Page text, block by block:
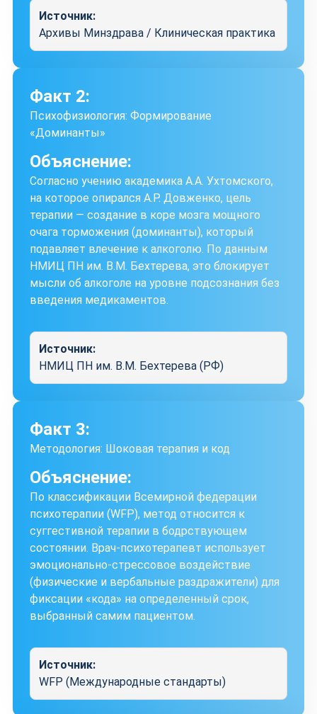
Источник:
Архивы Минздрава / Клиническая практика
Факт 2:
Психофизиология: Формирование
«Доминанты»
Объяснение:
Согласно учению академика А.А. Ухтомского,
на которое опирался А.Р. Довженко, цель
терапии — создание в коре мозга мощного
очага торможения (доминанты), который
подавляет влечение к алкоголю. По данным
НМИЦ ПН им. В.М. Бехтерева, это блокирует
мысли об алкоголе на уровне подсознания без
введения медикаментов.
Источник:
НМИЦ ПН им. В.М. Бехтерева (РФ)
Факт 3:
Методология: Шоковая терапия и код
Объяснение:
По классификации Всемирной федерации
психотерапии (WFP), метод относится к
суггестивной терапии в бодрствующем
состоянии. Врач-психотерапевт использует
эмоционально-стрессовое воздействие
(физические и вербальные раздражители) для
фиксации «кода» на определенный срок,
выбранный самим пациентом.
Источник:
WFP (Международные стандарты)